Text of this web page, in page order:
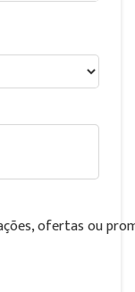
ofertas ou